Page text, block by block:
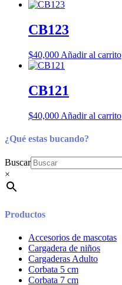
CB123
$40,000 Añadir al carrito
CB121
$40,000 Añadir al carrito
¿Qué estas bucando?
Buscar
×
Productos
Accesorios de mascotas
Cargadera de niños
Cargaderas Adulto
Corbata 5 cm
Corbata 7 cm